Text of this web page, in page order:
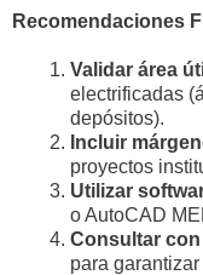
Recomendaciones
Validar área
electrificadas
depósitos).
Incluir
proyectos
Utilizar
o AutoCAD
Consultar
para